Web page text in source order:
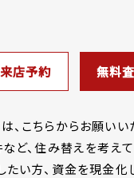
来店予約 無料
こちらからお願いい
ど、住み替えを考えて
い方、資金を現金化